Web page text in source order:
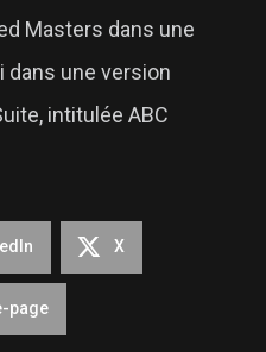
Masters dans une
dans une version
intitulée ABC
X
page